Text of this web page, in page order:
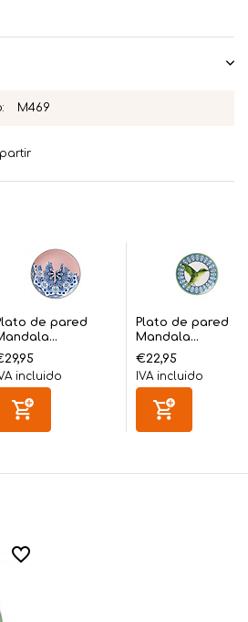
M469
de pared
incluido
Plato de pared
Mandala...
€22,95
IVA incluido